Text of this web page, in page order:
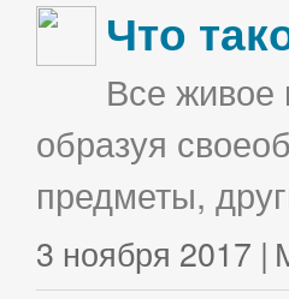
Что
Все живое
образуя
предметы,
3 ноября 2017 |